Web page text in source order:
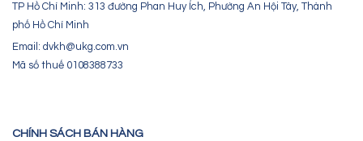
TP Hồ Chí Minh: 313 đường Phan Huy Ích, Phường An Hội Tây, Thành
phố Hồ Chí Minh
Email: dvkh@ukg.com.vn
Mã số thuế 0108388733
CHÍNH SÁCH BÁN HÀNG